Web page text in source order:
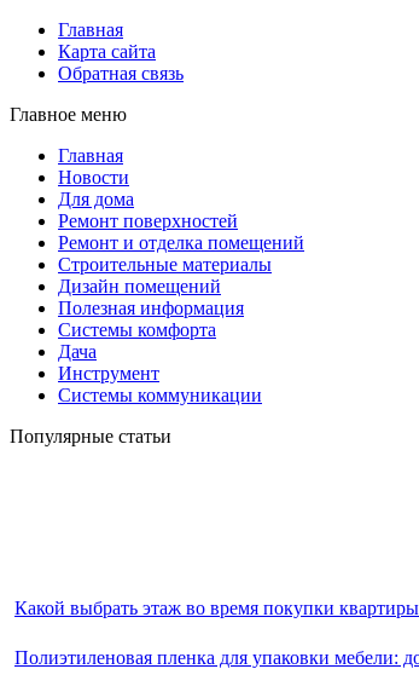
Главная
Карта сайта
Обратная связь
Главное меню
Главная
Новости
Для дома
Ремонт поверхностей
Ремонт и отделка помещений
Строительные материалы
Дизайн помещений
Полезная информация
Системы комфорта
Дача
Инструмент
Системы коммуникации
Популярные статьи
Какой выбрать этаж во время покупки
Полиэтиленовая пленка для упаковки мебели: